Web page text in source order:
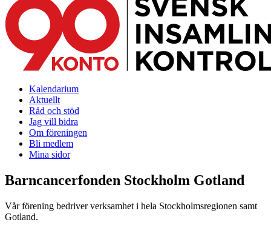
Kalendarium
Aktuellt
Råd och stöd
Jag vill bidra
Om föreningen
Bli medlem
Mina sidor
Barncancerfonden Stockholm Gotland
Vår förening bedriver verksamhet i hela Stockholmsregionen samt
Gotland.